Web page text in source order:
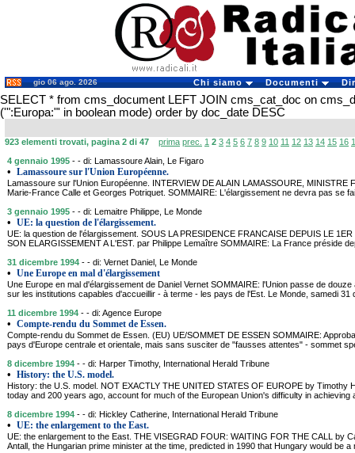
gio 06 ago. 2026 Chi siamo Documenti
SELECT * from cms_document LEFT JOIN cms_cat_doc on
('":Europa:"' in boolean mode) order by doc_date DESC
923 elementi trovati, pagina 2 di 47 prima prec. 1 2 3 4 5 6 7 8 9 10 11 12 13 14 15 16
4 gennaio 1995 - - di: Lamassoure Alain, Le Figaro
• Lamassoure sur l'Union Européenne.
Lamassoure sur l'Union Européenne. INTERVIEW DE ALAIN LAMASSOURE, MINISTRE
Marie-France Calle et Georges Potriquet. SOMMAIRE: L'élargissement ne devra pas se
3 gennaio 1995 - - di: Lemaitre Philippe, Le Monde
• UE: la question de l'élargissement.
UE: la question de l'élargissement. SOUS LA PRESIDENCE FRANCAISE DEPUIS LE
SON ELARGISSEMENT A L'EST. par Philippe Lemaître SOMMAIRE: La France préside
31 dicembre 1994 - - di: Vernet Daniel, Le Monde
• Une Europe en mal d'élargissement
Une Europe en mal d'élargissement de Daniel Vernet SOMMAIRE: l'Union passe de
sur les institutions capables d'accueillir - à terme - les pays de l'Est. Le Monde, samedi 31
11 dicembre 1994 - - di: Agence Europe
• Compte-rendu du Sommet de Essen.
Compte-rendu du Sommet de Essen. (EU) UE/SOMMET DE ESSEN SOMMAIRE:
pays d'Europe centrale et orientale, mais sans susciter de "fausses attentes" - sommet
8 dicembre 1994 - - di: Harper Timothy, International Herald Tribune
• History: the U.S. model.
History: the U.S. model. NOT EXACTLY THE UNITED STATES OF EUROPE by Timothy
today and 200 years ago, account for much of the European Union's difficulty in achieving
8 dicembre 1994 - - di: Hickley Catherine, International Herald Tribune
• UE: the enlargement to the East.
UE: the enlargement to the East. THE VISEGRAD FOUR: WAITING FOR THE CALL by
Antall, the Hungarian prime minister at the time, predicted in 1990 that Hungary would be a